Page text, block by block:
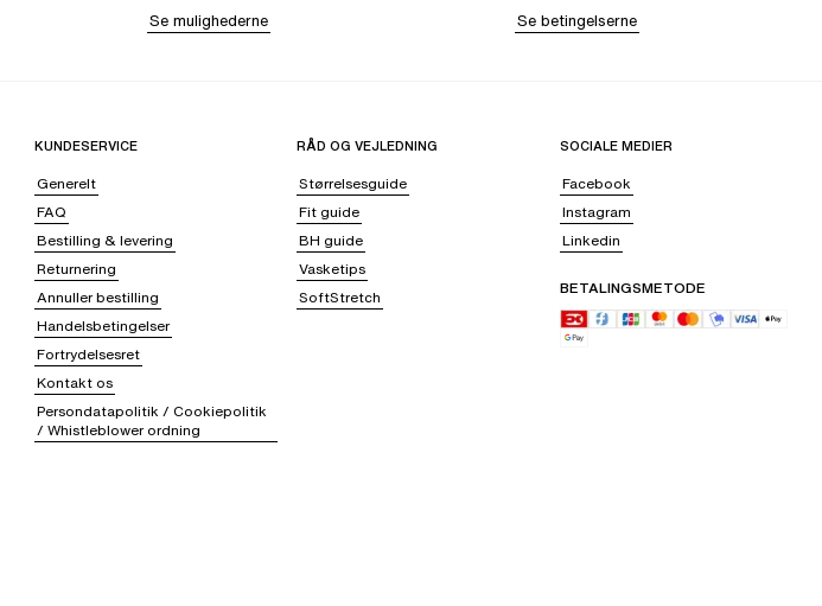
Se mulighederne Se betingelserne
KUNDESERVICE
Generelt
FAQ
Bestilling & levering
Returnering
Annuller bestilling
Handelsbetingelser
Fortrydelsesret
Kontakt os
Persondatapolitik / Cookiepolitik
/ Whistleblower ordning
RÅD OG VEJLEDNING
Størrelsesguide
Fit guide
BH guide
Vasketips
SoftStretch
SOCIALE MEDIER
Facebook
Instagram
Linkedin
BETALINGSMETODE